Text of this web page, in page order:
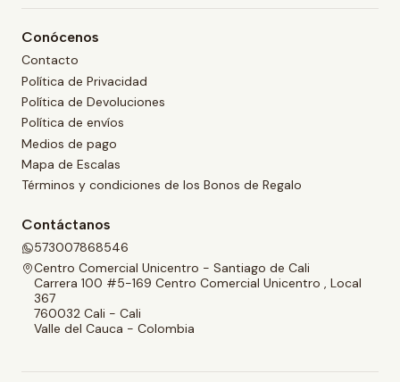
Conócenos
Contacto
Política de Privacidad
Política de Devoluciones
Política de envíos
Medios de pago
Mapa de Escalas
Términos y condiciones de los Bonos de Regalo
Contáctanos
573007868546
Centro Comercial Unicentro - Santiago de Cali
Carrera 100 #5-169 Centro Comercial Unicentro , Local
367
760032 Cali - Cali
Valle del Cauca - Colombia